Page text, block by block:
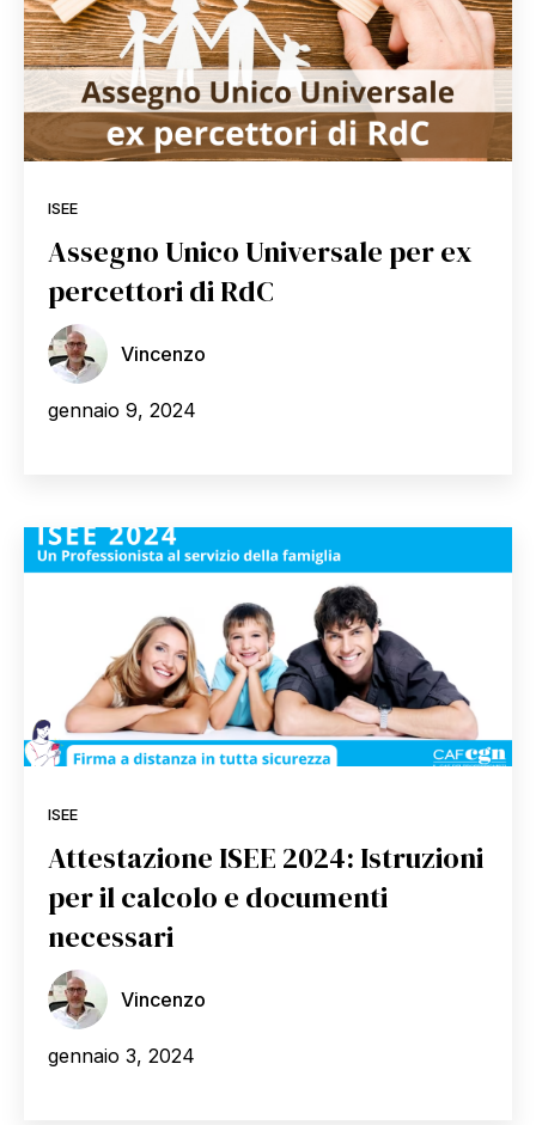
ISEE
Assegno Unico Universale per ex
percettori di RdC
Vincenzo
gennaio 9, 2024
ISEE
Attestazione ISEE 2024: Istruzioni
per il calcolo e documenti
necessari
Vincenzo
gennaio 3, 2024